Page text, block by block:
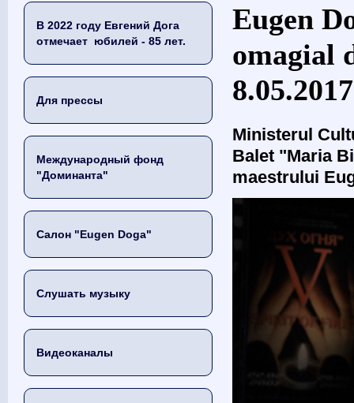
В 2022 году Евгений Дога
отмечает юбилей - 85 лет.
Для прессы
Международный фонд
"Доминанта"
Салон "Eugen Doga"
Слушать музыку
Видеоканалы
Вы здесь
Eugen
omagial
8.05.2017
Ministerul
Balet "Maria
maestrului